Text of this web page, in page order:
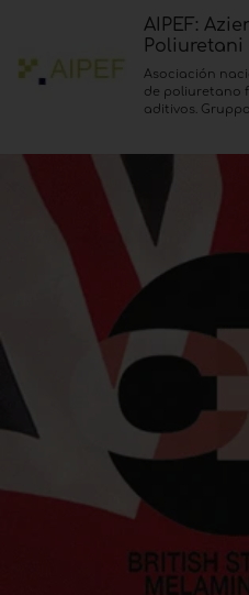
AIPEF:
Asociación
de poliuretano
aditivos.